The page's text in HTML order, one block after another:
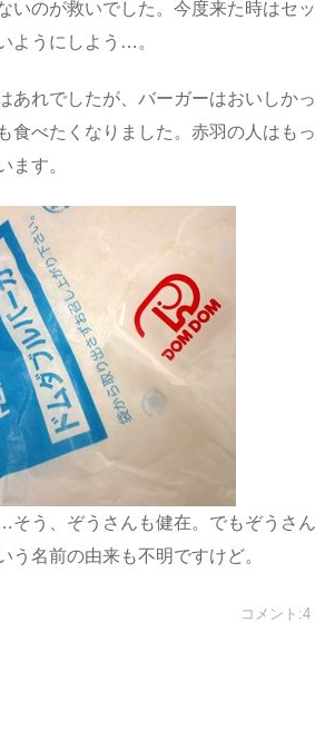
いのが救いでした。今度来た時はセッ
ようにしよう…。
あれでしたが、バーガーはおいしかっ
食べたくなりました。赤羽の人はもっ
ます。
う、ぞうさんも健在。でもぞうさん
う名前の由来も不明ですけど。
コメント:4